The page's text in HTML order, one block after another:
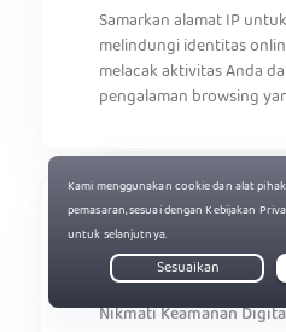
Samarkan alamat IP
melindungi identitas
melacak aktivitas Anda
pengalaman browsing
Nikmati Keamanan